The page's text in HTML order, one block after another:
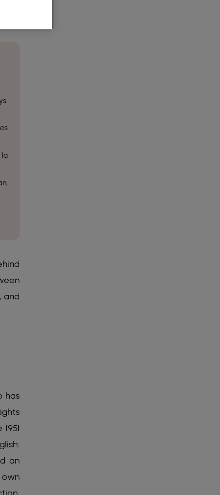
la
and
has
an